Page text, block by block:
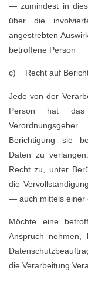
— zumindest in
über die
angestrebten
betroffene Person
c) Recht auf
Jede von der
Person hat das
Berichtigung sie
Daten zu
Recht zu, unter
die
— auch mittels einer
Möchte eine
Anspruch
die Verarbeitung